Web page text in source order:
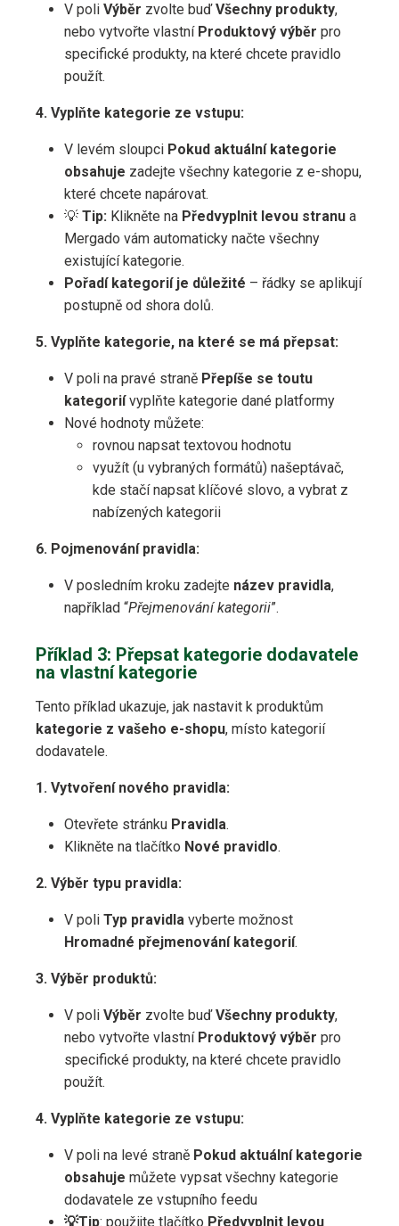
V poli Výběr zvolte buďVšechny produkty,
nebo vytvořte vlastní Produktový výběr pro
specifické produkty, na které chcete pravidlo
použít.
4. Vyplňte kategorie ze vstupu:
V levém sloupci Pokud aktuální kategorie
obsahuje zadejte všechny kategorie z e-shopu,
které chcete napárovat.
💡 Tip: Klikněte na Předvyplnit levou stranu a
Mergado vám automaticky načte všechny
existující kategorie.
Pořadí kategorií je důležité – řádky se aplikují
postupně od shora dolů.
5. Vyplňte kategorie, na které se má přepsat:
V poli na pravé straně Přepíše se toutu
kategoriívyplňte kategorie dané platformy
Nové hodnoty můžete:
rovnou napsat textovou hodnotu
využít (u vybraných formátů) našeptávač,
kde stačí napsat klíčové slovo, a vybrat z
nabízených kategorii
6. Pojmenování pravidla:
V posledním kroku zadejte název pravidla,
například “Přejmenování kategorii”.
Příklad 3: Přepsat kategorie dodavatele
na vlastní kategorie
Tento příklad ukazuje, jak nastavit k produktům
kategorie z vašeho e-shopu, místo kategorií
dodavatele.
1. Vytvoření nového pravidla:
Otevřete stránku Pravidla.
Klikněte na tlačítko Nové pravidlo.
2. Výběr typu pravidla:
V poli Typ pravidla vyberte možnost
Hromadné přejmenování kategorií.
3. Výběr produktů:
V poli Výběr zvolte buďVšechny produkty,
nebo vytvořte vlastní Produktový výběr pro
specifické produkty, na které chcete pravidlo
použít.
4. Vyplňte kategorie ze vstupu:
V poli na levé straně Pokud aktuální kategorie
obsahuje můžete vypsat všechny kategorie
dodavatele ze vstupního feedu
💡Tip: použijte tlačítko Předvyplnit levou